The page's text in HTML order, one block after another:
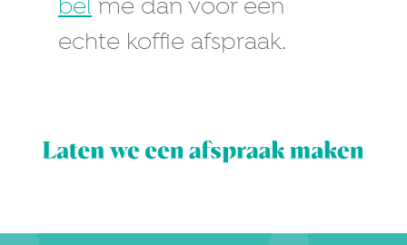
bel me dan voor een
echte koffie afspraak.